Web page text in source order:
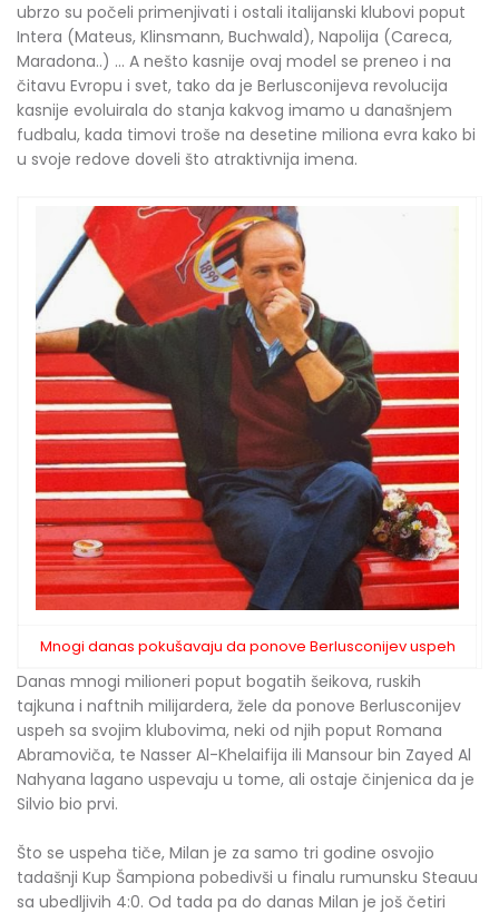
ubrzo su počeli primenjivati i ostali italijanski klubovi poput
Intera (Mateus, Klinsmann, Buchwald), Napolija (Careca,
Maradona..) ... A nešto kasnije ovaj model se preneo i na
čitavu Evropu i svet, tako da je Berlusconijeva revolucija
kasnije evoluirala do stanja kakvog imamo u današnjem
fudbalu, kada timovi troše na desetine miliona evra kako bi
u svoje redove doveli što atraktivnija imena.
Mnogi danas pokušavaju da ponove Berlusconijev uspeh
Danas mnogi milioneri poput bogatih šeikova, ruskih
tajkuna i naftnih milijardera, žele da ponove Berlusconijev
uspeh sa svojim klubovima, neki od njih poput Romana
Abramoviča, te Nasser Al-Khelaifija ili Mansour bin Zayed Al
Nahyana lagano uspevaju u tome, ali ostaje činjenica da je
Silvio bio prvi.
Što se uspeha tiče, Milan je za samo tri godine osvojio
tadašnji Kup Šampiona pobedivši u finalu rumunsku Steauu
sa ubedljivih 4:0. Od tada pa do danas Milan je još četiri